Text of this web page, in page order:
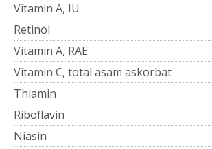
Vitamin A, IU
Retinol
Vitamin A, RAE
Vitamin C, total asam askorbat
Thiamin
Riboflavin
Niasin